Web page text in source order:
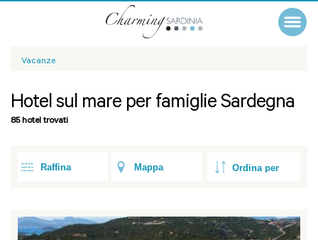
Vacanze
Hotel sul mare per famiglie Sardegna
85 hotel trovati
Raffina Mappa